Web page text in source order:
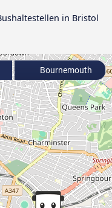
in Bristol
Bournemouth